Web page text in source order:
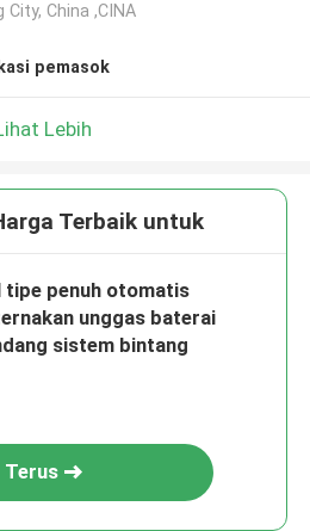
City, China ,CINA
pemasok
Lebih
Terbaik untuk
tipe penuh otomatis
unggas baterai
sistem bintang
Terus